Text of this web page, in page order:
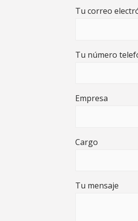
Tu correo
Tu número
Empresa
Cargo
Tu mensaje